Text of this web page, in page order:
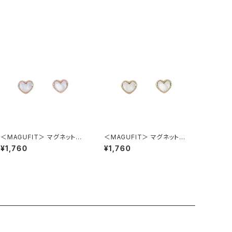
＜MAGUFIT＞ マグネットイ
ヤリング オーロラハート AER
0621-PG（ピンクゴールド）
¥1,760
＜MAGUFIT＞ マグネットイ
ヤリング オーロラハート AER
0621-GD（ゴールド）
¥1,760